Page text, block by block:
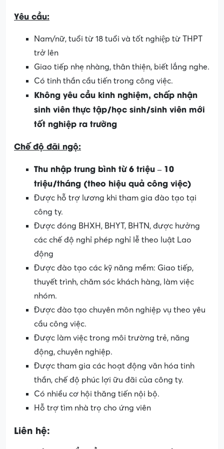
Yêu cầu:
Nam/nữ, tuổi từ 18 tuổi và tốt nghiệp từ THPT
trở lên
Giao tiếp nhẹ nhàng, thân thiện, biết lắng nghe.
Có tinh thần cầu tiến trong công việc.
Không yêu cầu kinh nghiệm, chấp nhận
sinh viên thực tập/học sinh/sinh viên mới
tốt nghiệp ra trường
Chế độ đãi ngộ:
Thu nhập trung bình từ 6 triệu – 10
triệu/tháng (theo hiệu quả công việc)
Được hỗ trợ lương khi tham gia đào tạo tại
công ty.
Được đóng BHXH, BHYT, BHTN, được hưởng
các chế độ nghỉ phép nghỉ lễ theo luật Lao
động
Được đào tạo các kỹ năng mềm: Giao tiếp,
thuyết trình, chăm sóc khách hàng, làm việc
nhóm.
Được đào tạo chuyên môn nghiệp vụ theo yêu
cầu công việc.
Được làm việc trong môi trường trẻ, năng
động, chuyên nghiệp.
Được tham gia các hoạt động văn hóa tinh
thần, chế độ phúc lợi ữu đãi của công ty.
Có nhiều cơ hội thăng tiến nội bộ.
Hỗ trợ tìm nhà trọ cho ứng viên
Liên hệ: